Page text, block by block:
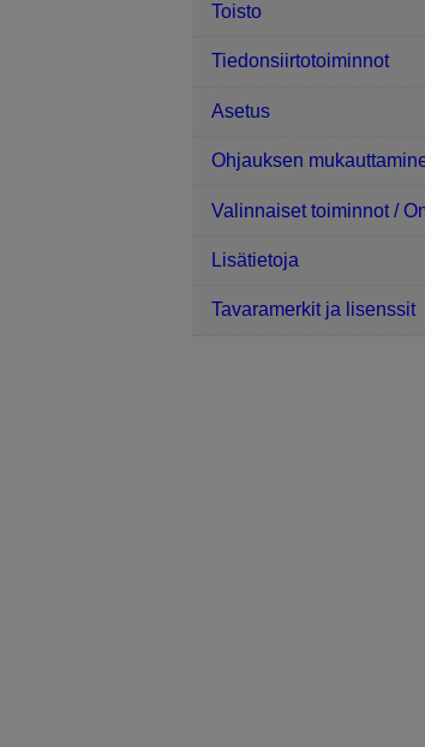
Toisto
Tiedonsiirtotoiminnot
Asetus
Ohjauksen
Valinnaiset toiminnot /
Lisätietoja
Tavaramerkit ja lisenssit